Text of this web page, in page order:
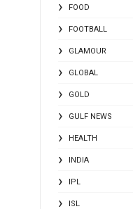
FOOD
FOOTBALL
GLAMOUR
GLOBAL
GOLD
GULF NEWS
HEALTH
INDIA
IPL
ISL